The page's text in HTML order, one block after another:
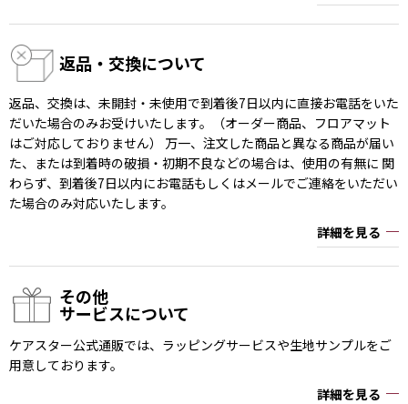
返品・交換について
返品、交換は、未開封・未使用で到着後7日以内に直接お電話をいた
だいた場合のみお受けいたします。（オーダー商品、フロアマット
はご対応しておりません） 万一、注文した商品と異なる商品が届い
た、または到着時の破損・初期不良などの場合は、使用の有無に 関
わらず、到着後7日以内にお電話もしくはメールでご連絡をいただい
た場合のみ対応いたします。
詳細を見る
その他
サービスについて
ケアスター公式通販では、ラッピングサービスや生地サンプルをご
用意しております。
詳細を見る